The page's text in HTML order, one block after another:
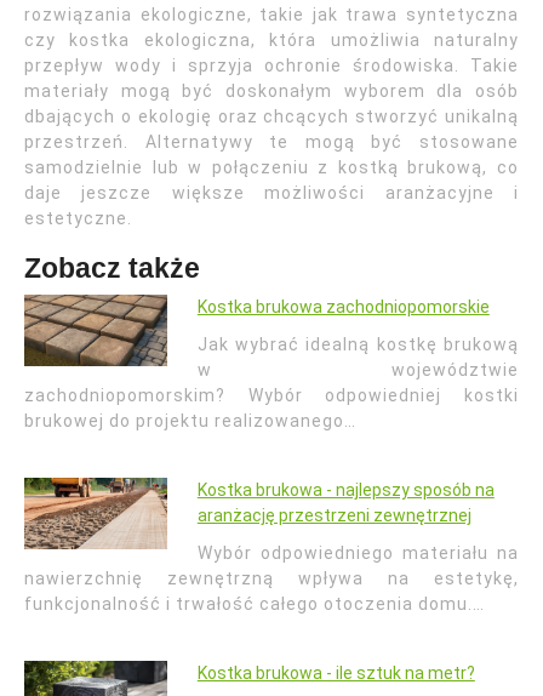
rozwiązania ekologiczne, takie jak trawa syntetyczna
czy kostka ekologiczna, która umożliwia naturalny
przepływ wody i sprzyja ochronie środowiska. Takie
materiały mogą być doskonałym wyborem dla osób
dbających o ekologię oraz chcących stworzyć unikalną
przestrzeń. Alternatywy te mogą być stosowane
samodzielnie lub w połączeniu z kostką brukową, co
daje jeszcze większe możliwości aranżacyjne i
estetyczne.
Zobacz także
Kostka brukowa zachodniopomorskie
Jak wybrać idealną kostkę brukową
w województwie
zachodniopomorskim? Wybór odpowiedniej kostki
brukowej do projektu realizowanego…
Kostka brukowa - najlepszy sposób na
aranżację przestrzeni zewnętrznej
Wybór odpowiedniego materiału na
nawierzchnię zewnętrzną wpływa na estetykę,
funkcjonalność i trwałość całego otoczenia domu.…
Kostka brukowa - ile sztuk na metr?